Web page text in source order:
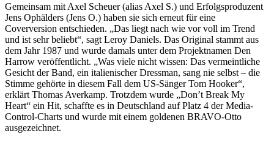
Gemeinsam mit Axel Scheuer (alias Axel S.) und Erfolgsproduzent
Jens Ophälders (Jens O.) haben sie sich erneut für eine
Coverversion entschieden. „Das liegt nach wie vor voll im Trend
und ist sehr beliebt“, sagt Leroy Daniels. Das Original stammt aus
dem Jahr 1987 und wurde damals unter dem Projektnamen Den
Harrow veröffentlicht. „Was viele nicht wissen: Das vermeintliche
Gesicht der Band, ein italienischer Dressman, sang nie selbst – die
Stimme gehörte in diesem Fall dem US-Sänger Tom Hooker“,
erklärt Thomas Averkamp. Trotzdem wurde „Don’t Break My
Heart“ ein Hit, schaffte es in Deutschland auf Platz 4 der Media-
Control-Charts und wurde mit einem goldenen BRAVO-Otto
ausgezeichnet.